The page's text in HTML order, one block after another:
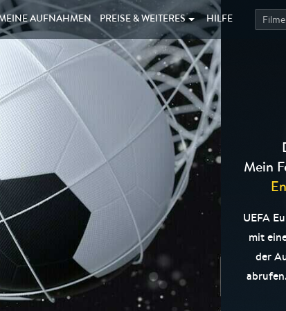
AUFNAHMEN PREISE & WEITERES HILFE
Mein
UEFA
mit
der